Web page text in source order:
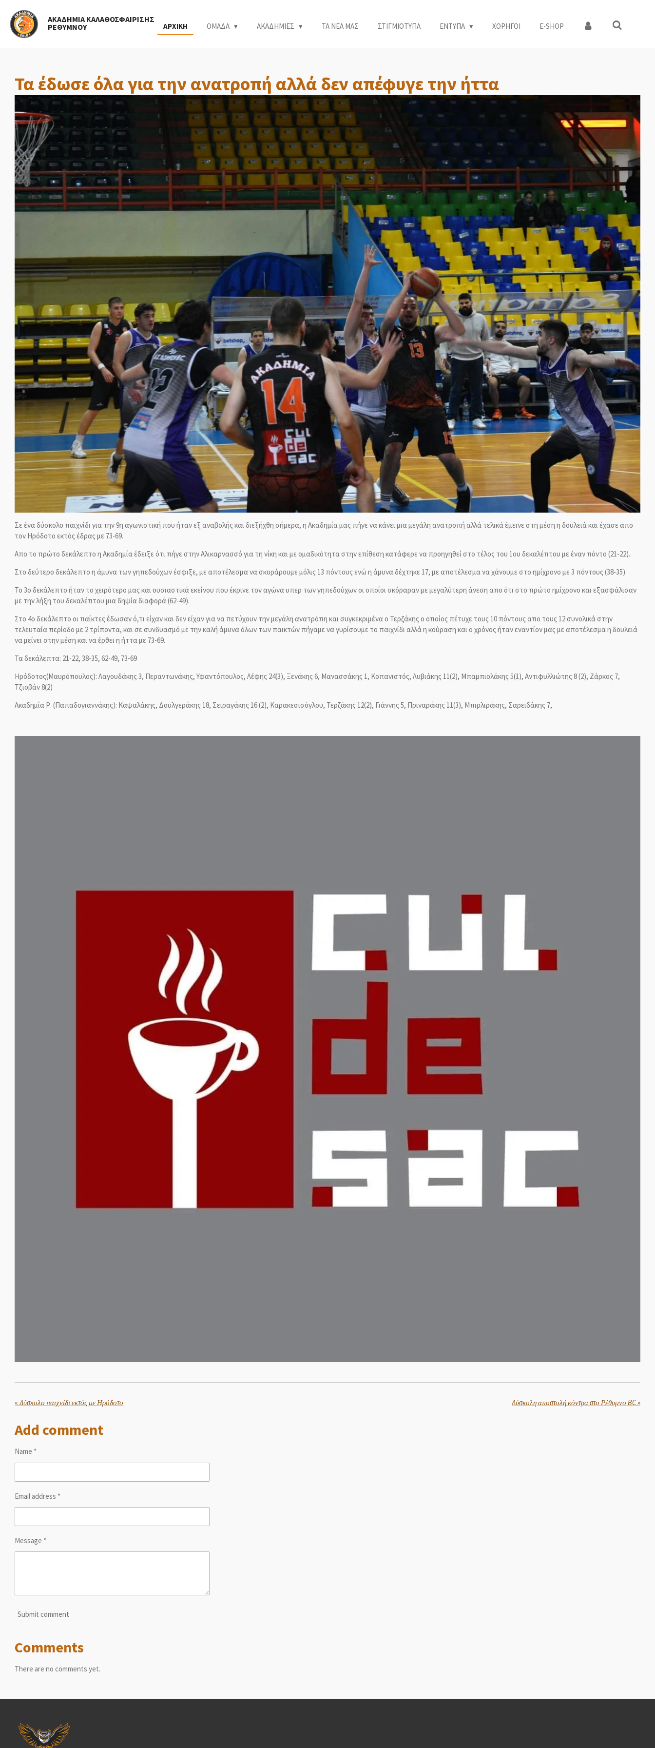
Skip
to
main
ΑΚΑΔΗΜΙΑ ΚΑΛΑΘΟΣΦΑΙΡΙΣΗΣ
ΡΕΘΥΜΝΟΥ
ΑΡΧΙΚΗ ΟΜΑΔΑ ΑΚΑΔΗΜΙΕΣ ΤΑ ΝΕΑ ΜΑΣ ΣΤΙΓΜΙΟΤΥΠΑ ΕΝΤΥΠΑ ΧΟΡΗΓΟΙ Ε-SHOP
Τα έδωσε όλα για την ανατροπή αλλά δεν απέφυγε την ήττα
Σε ένα δύσκολο παιχνίδι για την 9η αγωνιστική που ήταν εξ αναβολής και διεξήχθη σήμερα, η Ακαδημία μας πήγε να κάνει μια μεγάλη ανατροπή αλλά τελικά έμεινε στη μέση η δουλειά και έχασε απο
τον Ηρόδοτο εκτός έδρας με 73-69.
Απο το πρώτο δεκάλεπτο η Ακαδημία έδειξε ότι πήγε στην Αλικαρνασσό για τη νίκη και με ομαδικότητα στην επίθεση κατάφερε να προηγηθεί στο τέλος του 1ου δεκαλέπτου με έναν πόντο (21-22).
Στο δεύτερο δεκάλεπτο η άμυνα των γηπεδούχων έσφιξε, με αποτέλεσμα να σκοράρουμε μόλις 13 πόντους ενώ η άμυνα δέχτηκε 17, με αποτέλεσμα να χάνουμε στο ημίχρονο με 3 πόντους (38-35).
Το 3ο δεκάλεπτο ήταν το χειρότερο μας και ουσιαστικά εκείνου που έκρινε τον αγώνα υπερ των γηπεδούχων οι οποίοι σκόραραν με μεγαλύτερη άνεση απο ότι στο πρώτο ημίχρονο και εξασφάλισαν
με την λήξη του δεκαλέπτου μια δηψία διαφορά (62-49).
Στο 4ο δεκάλεπτο οι παίκτες έδωσαν ό,τι είχαν και δεν είχαν για να πετύχουν την μεγάλη ανατρόπη και συγκεκριμένα ο Τερζάκης ο οποίος πέτυχε τους 10 πόντους απο τους 12 συνολικά στην
τελευταία περίοδο με 2 τρίποντα, και σε συνδυασμό με την καλή άμυνα όλων των παικτών πήγαμε να γυρίσουμε το παιχνίδι αλλά η κούραση και ο χρόνος ήταν εναντίον μας με αποτέλεσμα η δουλειά
να μείνει στην μέση και να έρθει η ήττα με 73-69.
Τα δεκάλεπτα: 21-22, 38-35, 62-49, 73-69
Ηρόδοτος(Μαυρόπουλος): Λαγουδάκης 3, Περαντωνάκης, Υφαντόπουλος, Λέφης 24(3), Ξενάκης 6, Μανασσάκης 1, Κοπανιστός, Λυβιάκης 11(2), Μπαμπιολάκης 5(1), Αντιφυλλιώτης 8 (2), Ζάρκος 7,
Τζιοβάν 8(2)
Aκαδημία Ρ. (Παπαδογιαννάκης): Καψαλάκης, Δουλγεράκης 18, Σειραγάκης 16 (2), Καρακεσισόγλου, Τερζάκης 12(2), Γιάννης 5, Πριναράκης 11(3), Μπιρλιράκης, Σαρειδάκης 7,
« Δύσκολο παιχνίδι εκτός με Ηρόδοτο Δύσκολη αποστολή κόντρα στο Ρέθυμνο BC»
Add comment
Name *
Email address *
Message *
Submit comment
Comments
There are no comments yet.